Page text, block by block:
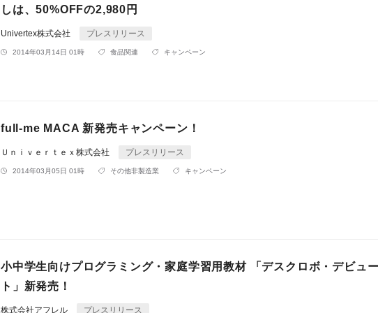
しは、50%OFFの2,980円
Univertex株式会社 プレスリリース
2014年03月14日 01時 食品関連 キャンペーン
full-me MACA 新発売キャンペーン！
Ｕｎｉｖｅｒｔｅｘ株式会社 プレスリリース
2014年03月05日 01時 その他非製造業 キャンペーン
小中学生向けプログラミング・家庭学習用教材 「デスクロボ・デビュ
ト」新発売！
株式会社アフレル プレスリリース